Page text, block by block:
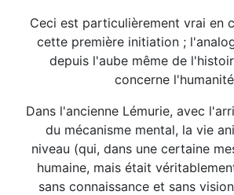
Ceci est particulièrement vrai en
cette première initiation ;
depuis l'aube même de
concerne
Dans l'ancienne Lémurie, avec
du mécanisme mental, la vie
niveau (qui, dans une certaine
humaine, mais était
sans connaissance et sans